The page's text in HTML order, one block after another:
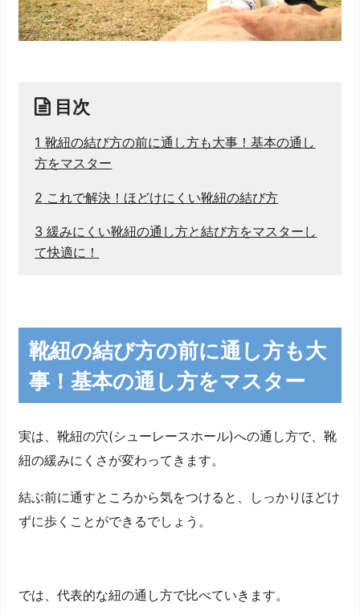
目次
1 靴紐の結び方の前に通し方も大事！基本の通し
方をマスター
2 これで解決！ほどけにくい靴紐の結び方
3 緩みにくい靴紐の通し方と結び方をマスターし
て快適に！
靴紐の結び方の前に通し方も大
事！基本の通し方をマスター
実は、靴紐の穴(シューレースホール)への通し方で、靴
紐の緩みにくさが変わってきます。
結ぶ前に通すところから気をつけると、しっかりほどけ
ずに歩くことができるでしょう。
では、代表的な紐の通し方で比べていきます。